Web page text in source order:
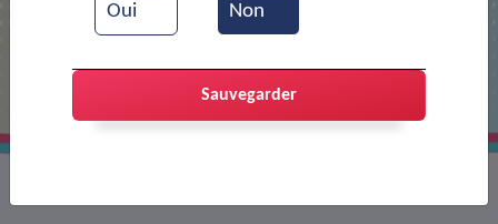
Oui Non
Sauvegarder